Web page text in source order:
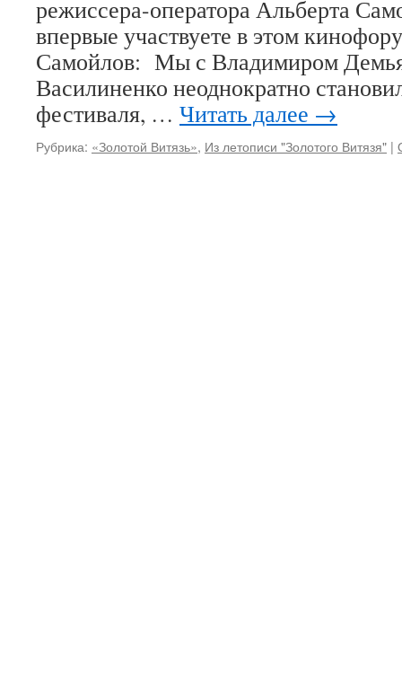
режиссера-оператора Альберта
впервые участвуете в этом
Самойлов: Мы с Владимиром
Василиненко неоднократно
фестиваля, … Читать далее →
Рубрика: «Золотой Витязь», Из летописи "Золотого Витязя" |